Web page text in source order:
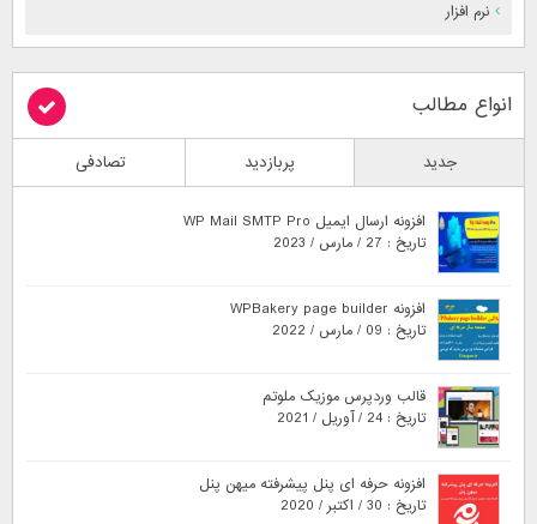
نرم افزار
انواع مطالب
جدید پربازدید تصادفی
افزونه ارسال ایمیل WP Mail SMTP Pro
تاریخ : 27 / مارس / 2023
افزونه WPBakery page builder
تاریخ : 09 / مارس / 2022
قالب وردپرس موزیک ملوتم
تاریخ : 24 / آوریل / 2021
افزونه حرفه ای پنل پیشرفته میهن پنل
تاریخ : 30 / اکتبر / 2020